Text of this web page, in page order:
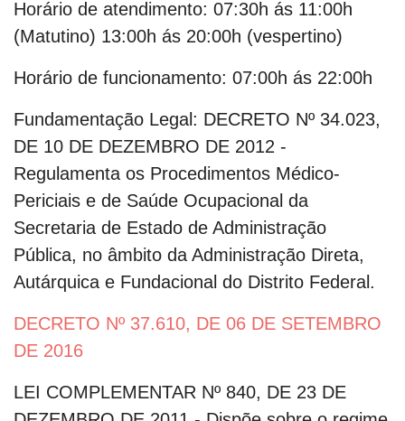
Horário de atendimento: 07:30h ás 11:00h
(Matutino) 13:00h ás 20:00h (vespertino)
Horário de funcionamento: 07:00h ás 22:00h
Fundamentação Legal: DECRETO Nº 34.023,
DE 10 DE DEZEMBRO DE 2012 -
Regulamenta os Procedimentos Médico-
Periciais e de Saúde Ocupacional da
Secretaria de Estado de Administração
Pública, no âmbito da Administração Direta,
Autárquica e Fundacional do Distrito Federal.
DECRETO Nº 37.610, DE 06 DE SETEMBRO
DE 2016
LEI COMPLEMENTAR Nº 840, DE 23 DE